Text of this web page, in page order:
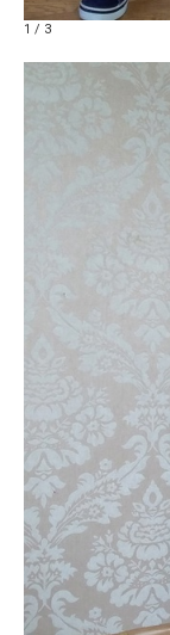
1 / 3